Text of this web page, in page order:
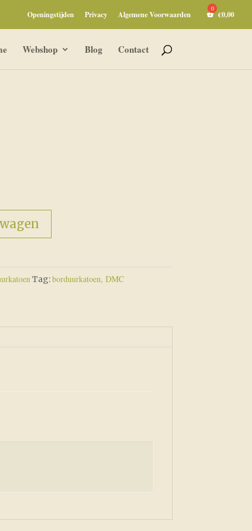
Openingstijden Privacy Algemene Voorwaarden €0,00
Webshop Blog Contact
Tag:borduurkatoen, DMC